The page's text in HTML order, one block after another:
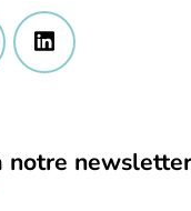
notre newsletter